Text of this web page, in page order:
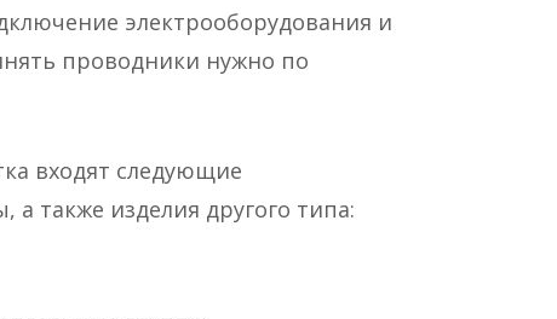
электрооборудования и
проводники нужно по
входят следующие
также изделия другого типа: